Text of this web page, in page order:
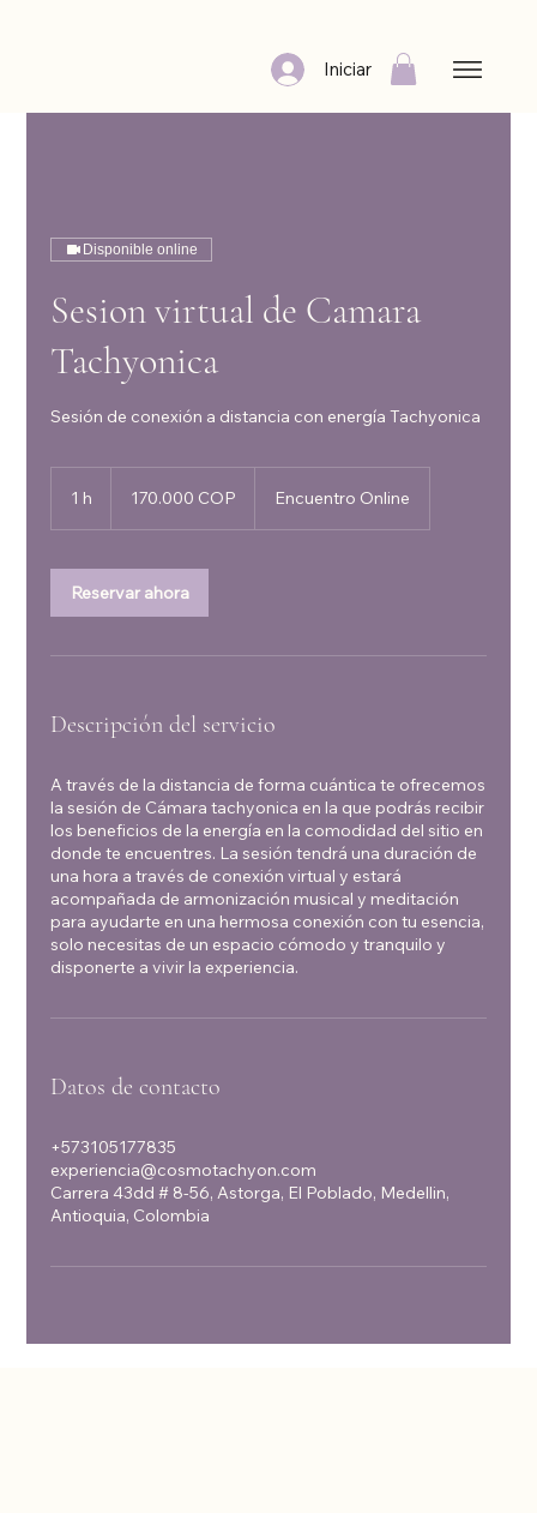
Iniciar
Disponible online
Sesion virtual de Camara
Tachyonica
Sesión de conexión a distancia con energía Tachyonica
1 h
colombianos
170.000 COP Encuentro Online
Reservar ahora
Descripción del servicio
A través de la distancia de forma cuántica te ofrecemos
la sesión de Cámara tachyonica en la que podrás recibir
los beneficios de la energía en la comodidad del sitio en
donde te encuentres. La sesión tendrá una duración de
una hora a través de conexión virtual y estará
acompañada de armonización musical y meditación
para ayudarte en una hermosa conexión con tu esencia,
solo necesitas de un espacio cómodo y tranquilo y
disponerte a vivir la experiencia.
Datos de contacto
+573105177835
experiencia@cosmotachyon.com
Carrera 43dd # 8-56, Astorga, El Poblado, Medellin,
Antioquia, Colombia